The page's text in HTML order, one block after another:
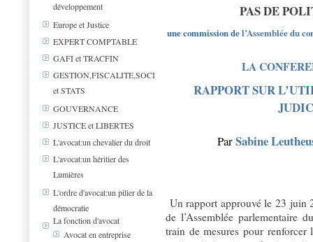
développement
Europe et Justice
EXPERT COMPTABLE
GAFI et TRACFIN
GESTION,FISCALITE,SOCIAL
et STATS
GOUVERNANCE
JUSTICE et LIBERTES
L'avocat:un chevalier du droit
L'avocat:un héritier des
Lumières
L'ordre d'avocat:un pilier de la
démocratie
La fonction d'avocat
Avocat en entreprise
PAS DE
une commission del’Assemblée du
LA
RAPPORT SUR
ParSabine
Un rapport approuvé le 23 juin
de l’Assemblée parlementaire
train de mesures pour renforcer